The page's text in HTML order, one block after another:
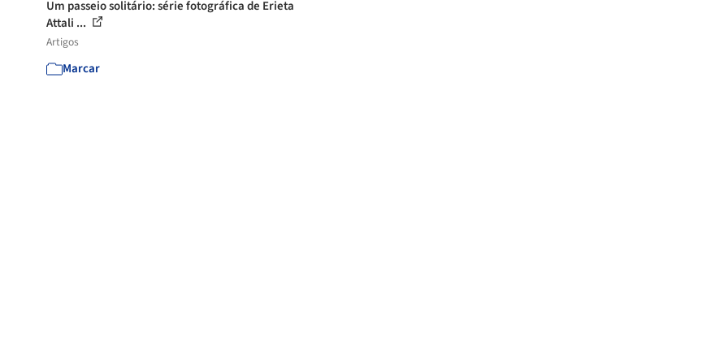
Um passeio solitário: série fotográfica de Erieta
Attali ...
Artigos
Marcar